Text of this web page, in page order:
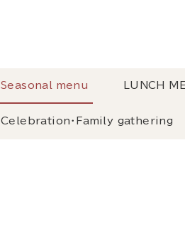
Seasonal menu LUNCH
Celebration・Family gathering